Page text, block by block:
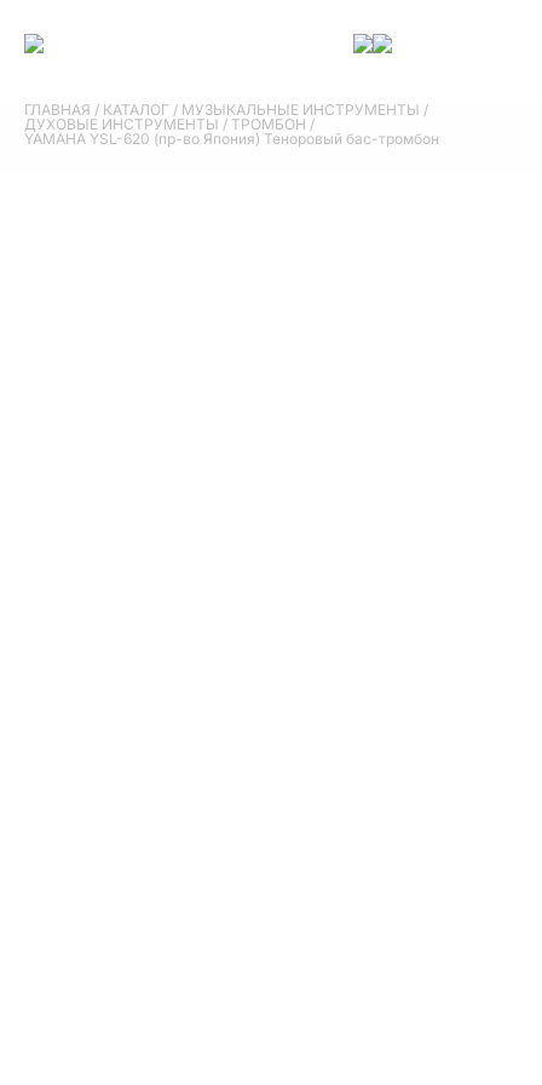
ГЛАВНАЯ / КАТАЛОГ / МУЗЫКАЛЬНЫЕ ИНСТРУМЕНТЫ /
ДУХОВЫЕ ИНСТРУМЕНТЫ / ТРОМБОН /
YAMAHA YSL-620 (пр-во Япония) Теноровый бас-тромбон